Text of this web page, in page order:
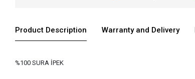
Product Description Warranty and Delivery
%100 SURA İPEK